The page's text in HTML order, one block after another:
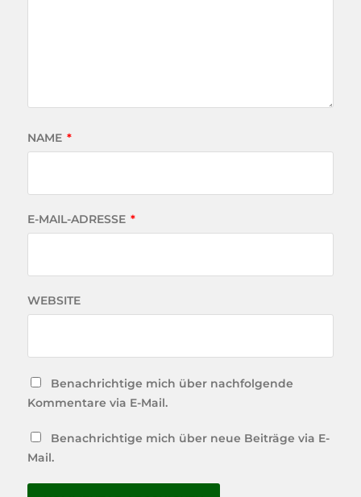
NAME *
E-MAIL-ADRESSE *
WEBSITE
Benachrichtige mich über nachfolgende
Kommentare via E-Mail.
Benachrichtige mich über neue Beiträge via E-
Mail.